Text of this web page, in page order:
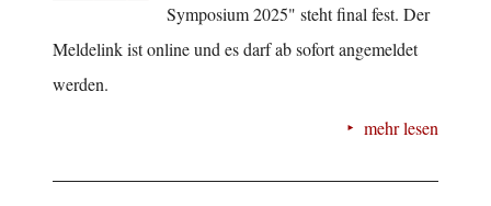
Symposium 2025" steht final fest. Der
Meldelink ist online und es darf ab sofort angemeldet
werden.
mehr lesen